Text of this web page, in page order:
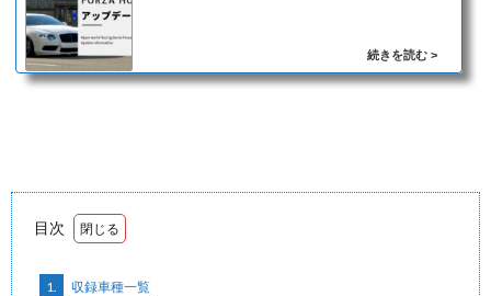
目次
1. 収録車種一覧